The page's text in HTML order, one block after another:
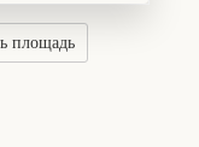
площадь